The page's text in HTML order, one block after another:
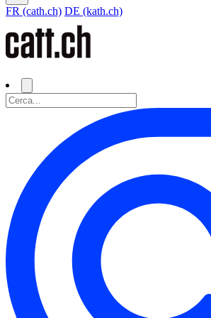
FR (cath.ch) DE (kath.ch)